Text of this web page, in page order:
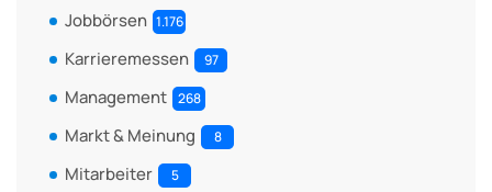
Jobbörsen 1.176
Karrieremessen 97
Management 268
Markt & Meinung 8
Mitarbeiter 5